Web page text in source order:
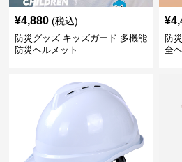
¥4,880 (税込)
防災グッズ キッズガード 多機能
防災ヘルメット
¥
防
全